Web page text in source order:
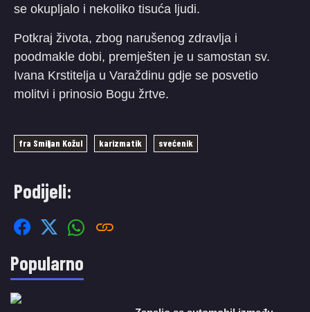
se okupljalo i nekoliko tisuća ljudi.
Potkraj života, zbog narušenog zdravlja i
poodmakle dobi, premješten je u samostan sv.
Ivana Krstitelja u Varaždinu gdje se posvetio
molitvi i prinosio Bogu žrtve.
fra Smiljan Kožul karizmatik svećenik
Podijeli:
Popularno